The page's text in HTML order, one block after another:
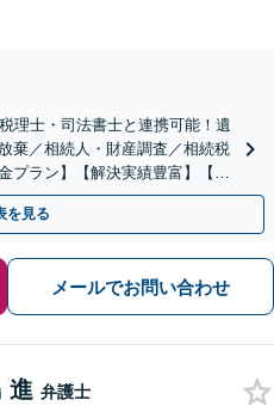
理士・司法書士と連携可能！遺
棄／相続人・財産調査／相続税
プラン】【解決実績豊富】【電
を見る
メールでお問い合わせ
進 弁護士